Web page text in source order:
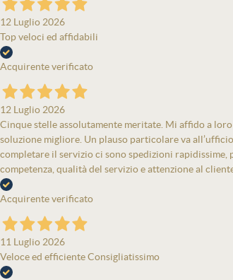
12 Luglio 2026
Top veloci ed affidabili
Acquirente verificato
12 Luglio 2026
Cinque stelle assolutamente meritate. Mi affido a
soluzione migliore. Un plauso particolare va
completare il servizio ci sono spedizioni rapidissime,
competenza, qualità del servizio e attenzione al
Acquirente verificato
11 Luglio 2026
Veloce ed efficiente Consigliatissimo